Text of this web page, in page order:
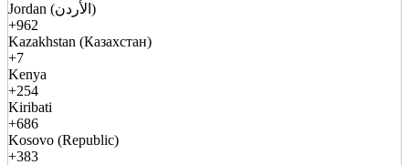
Jordan (الأردن)
+962
Kazakhstan (Казахстан)
+7
Kenya
+254
Kiribati
+686
Kosovo (Republic)
+383